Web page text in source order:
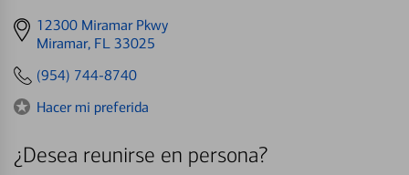
Get
directions
12300 Miramar Pkwy
Miramar, FL 33025
(954) 744-8740
Hacer mi preferida
¿Desea reunirse en persona?